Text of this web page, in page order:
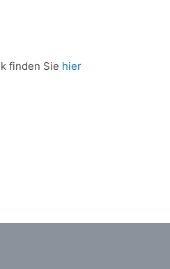
finden Sie hier